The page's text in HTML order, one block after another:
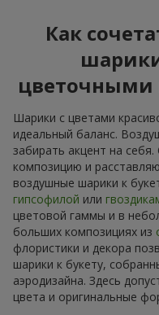
Как
Шарики с цветами
идеальный баланс.
забирать акцент на
композицию и
воздушные шарики к
гипсофилой или
цветовой гаммы и в
больших композициях из
флористики и декора
шарики к букету,
аэродизайна. Здесь
цвета и оригинальные